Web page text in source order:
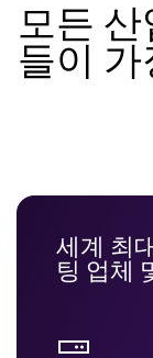
모든
들이
세계 최
팅 업체